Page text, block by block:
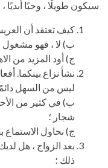
سيكون طويلًا ، وحبًا أبديًا
كيف تعتقد أن
ب) لا ، فهو مشغول
ج) أود المزيد من
نشأ نزاع بينكما.
ليس من السهل
ب) في كثير من
شجار ؛
ج) نحاول الاستماع
بعد الزواج ، هل
ذلك ؛